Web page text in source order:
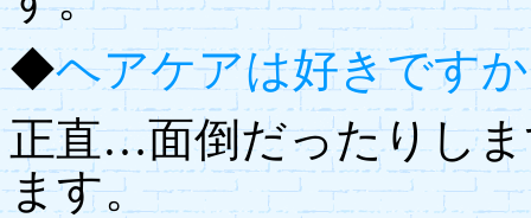
◆ヘアケアは好きです
正直…面倒だったりし
ます。